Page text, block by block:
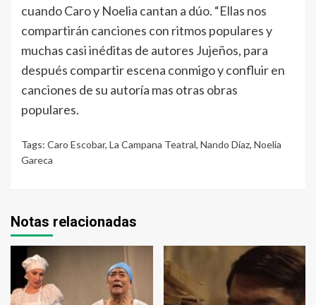
cuando Caro y Noelia cantan a dúo. “Ellas nos
compartirán canciones con ritmos populares y
muchas casi inéditas de autores Jujeños, para
después compartir escena conmigo y confluir en
canciones de su autoría mas otras obras
populares.
Tags: Caro Escobar, La Campana Teatral, Nando Díaz, Noelia
Gareca
Notas relacionadas